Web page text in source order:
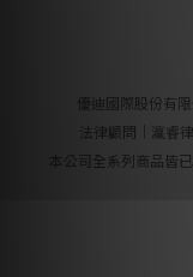
優迪國際股份有
法律顧問｜瀛睿
本公司全系列商品皆